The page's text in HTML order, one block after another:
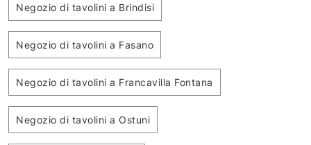
Negozio di tavolini a Brindisi
Negozio di tavolini a Fasano
Negozio di tavolini a Francavilla Fontana
Negozio di tavolini a Ostuni